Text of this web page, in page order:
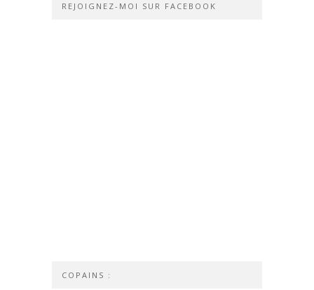
REJOIGNEZ-MOI SUR FACEBOOK
COPAINS :